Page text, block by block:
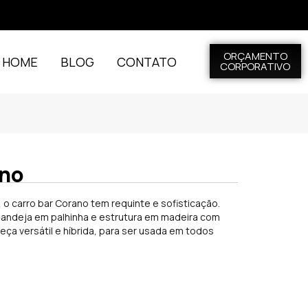
BLOG CONTATO ORÇAMENTO
CORPORATIVO
o carro bar Corano tem requinte e sofisticação.
em palhinha e estrutura em madeira com
versátil e híbrida, para ser usada em todos